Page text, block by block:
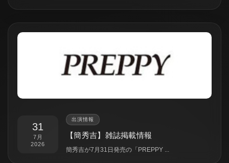
31
7月
2026
出演情報
【簡秀吉】雑誌掲載情報
簡秀吉が7月31日発売の「PREPPY ...